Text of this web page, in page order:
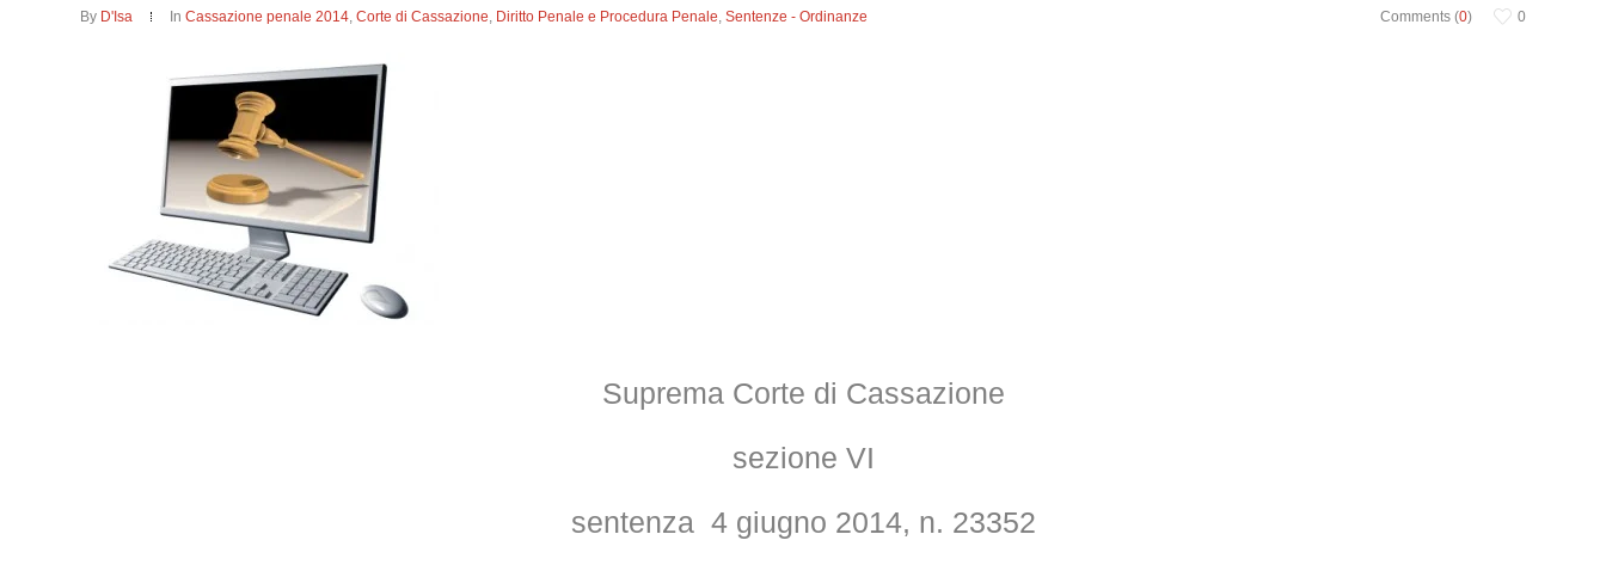
Comments (0) 0
By D'Isa InCassazione penale 2014,Corte di Cassazione, Diritto Penale e Procedura Penale,Sentenze - Ordinanze
Suprema Corte di Cassazione
sezione VI
sentenza 4 giugno 2014, n. 23352